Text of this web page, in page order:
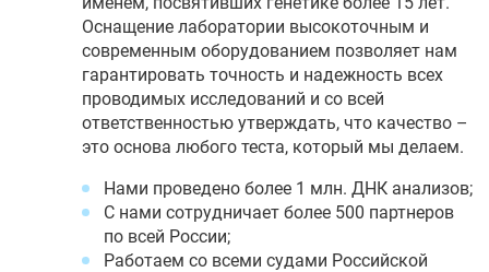
Оснащение лаборатории высокоточным и
современным оборудованием позволяет нам
гарантировать точность и надежность всех
проводимых исследований и со всей
ответственностью утверждать, что качество –
это основа любого теста, который мы делаем.
Нами проведено более 1 млн. ДНК анализов;
С нами сотрудничает более 500 партнеров
по всей России;
Работаем со всеми судами Российской